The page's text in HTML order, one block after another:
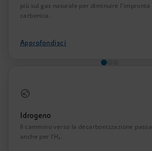
più sul gas naturale per diminuire l'impronta
carbonica.
Approfondisci
Idrogeno
Il cammino verso la decarbonizzazione passa
anche per l’H₂.